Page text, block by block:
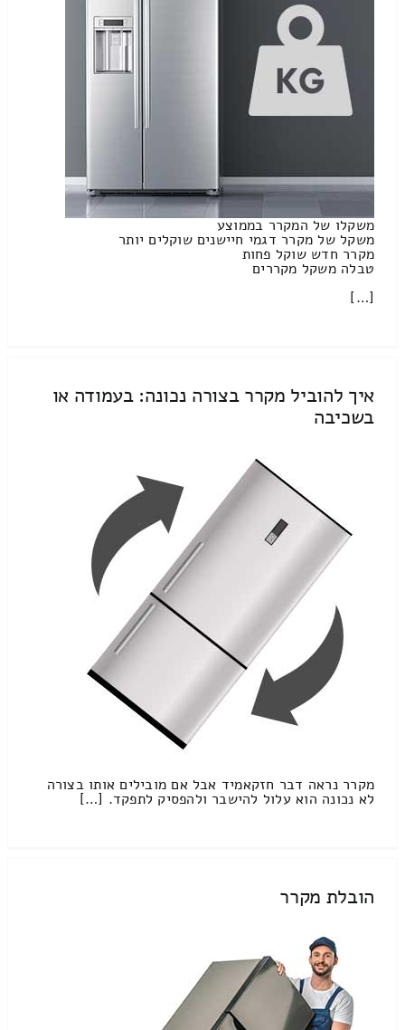
משקלו של המקרר בממוצע
משקל של מקרר דגמי חיישנים שוקלים יותר
מקרר חדש שוקל פחות
טבלה משקל מקררים
[…]
איך להוביל מקרר בצורה נכונה: בעמודה או
בשכיבה
מקרר נראה דבר חזקאמיד אבל אם מובילים אותו בצורה
לא נכונה הוא עלול להישבר ולהפסיק לתפקד. […]
הובלת מקרר